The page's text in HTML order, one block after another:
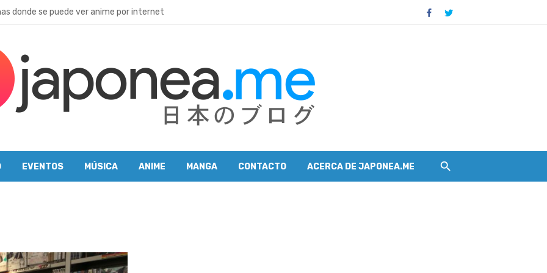
donde se puede ver anime por internet
El lugar más luminoso de Osaka
Beastars de Paru Itagaki? Velo hoy en Netflix
que debes saber
de Nexus
EVENTOS MÚSICA ANIME MANGA CONTACTO ACERCA DE JAPONEA.ME